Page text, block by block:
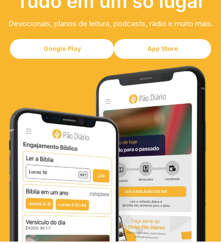
Devocionais, planos de leitura, podcasts, rádio e muito mais.
Google Play App Store